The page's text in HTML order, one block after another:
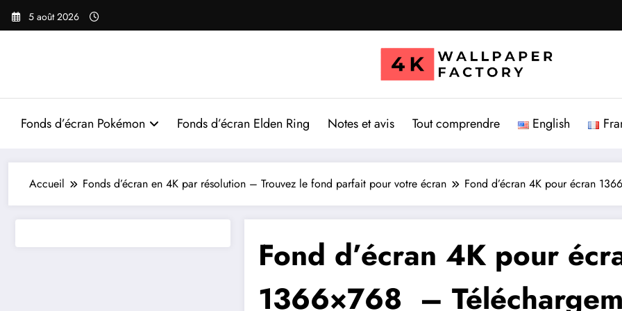
Aller
5 août 2026
Fonds d’écran Pokémon Fonds d’écran Elden Ring Notes et avis Tout comprendre English
Accueil Fonds d’écran en 4K par résolution – Trouvez le fond parfait pour votre écran Fond d’écran 4K pour écran
Fond d’écran 4K pour
1366×768 –